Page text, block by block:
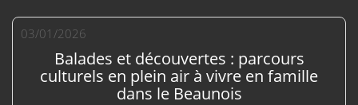
03/01/2026
Balades et découvertes : parcours
culturels en plein air à vivre en famille
dans le Beaunois